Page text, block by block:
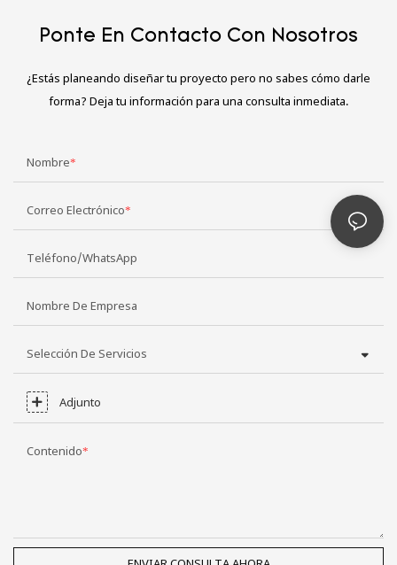
Ponte En Contacto Con Nosotros
¿Estás planeando diseñar tu proyecto pero no sabes cómo darle
forma? Deja tu información para una consulta inmediata.
Nombre
Correo Electrónico
Teléfono/WhatsApp
Nombre De Empresa
Selección De Servicios
Adjunto
Contenido